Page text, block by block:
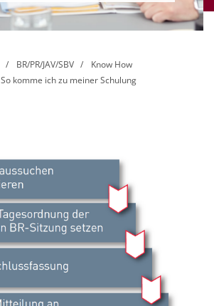
BR/PR/JAV/SBV
Know How
So komme ich zu meiner Schulung